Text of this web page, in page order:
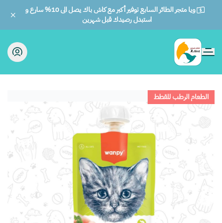
ويا متجر الطائر السابع توفير أكبر مع كاش باك يصل الى 10% سارع و
استبدل رصيدك قبل شهرين
الطائر السابع للحيوانات
الطعام الرطب للقطط